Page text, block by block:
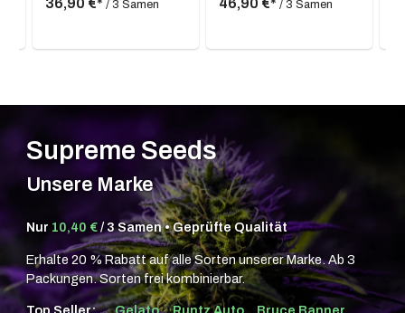
/ 3 Samen / 3 Samen
Supreme Seeds
Unsere Marke
Nur 10,40 €/ 3 Samen • Geprüfte Qualität
Erhalte 20 % Rabatt auf alle Sorten unserer Marke. Ab 3
Packungen. Sorten frei kombinierbar.